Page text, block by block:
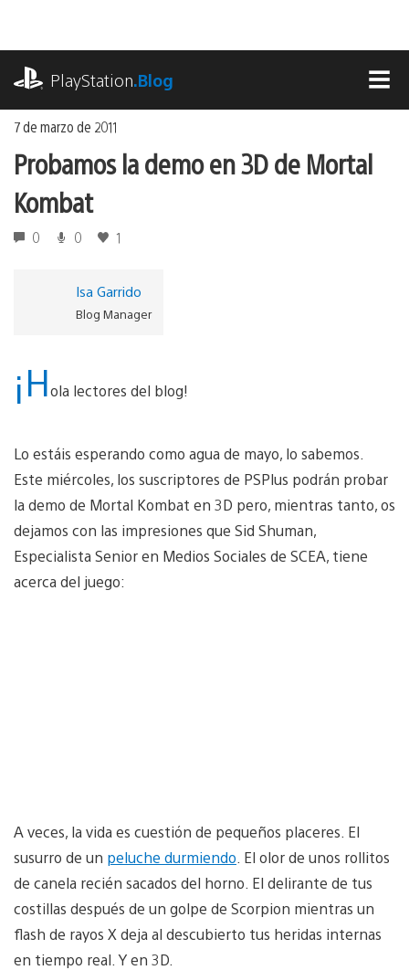
contenido
PlayStation.Blog
7 de marzo de 2011
Probamos la demo en 3D de Mortal
Kombat
0 0 1
Isa Garrido
Blog Manager
¡Hola lectores del blog!
Lo estáis esperando como agua de mayo, lo sabemos.
Este miércoles, los suscriptores de PSPlus podrán probar
la demo de Mortal Kombat en 3D pero, mientras tanto, os
dejamos con las impresiones que Sid Shuman,
Especialista Senior en Medios Sociales de SCEA, tiene
acerca del juego:
A veces, la vida es cuestión de pequeños placeres. El
susurro de un peluche durmiendo . El olor de unos rollitos
de canela recién sacados del horno. El delirante de tus
costillas después de un golpe de Scorpion mientras un
flash de rayos X deja al descubierto tus heridas internas
en tiempo real. Y en 3D.